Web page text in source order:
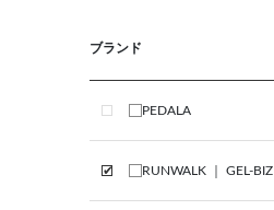
ブランド
PEDALA
RUNWALK ｜ GEL-BIZ